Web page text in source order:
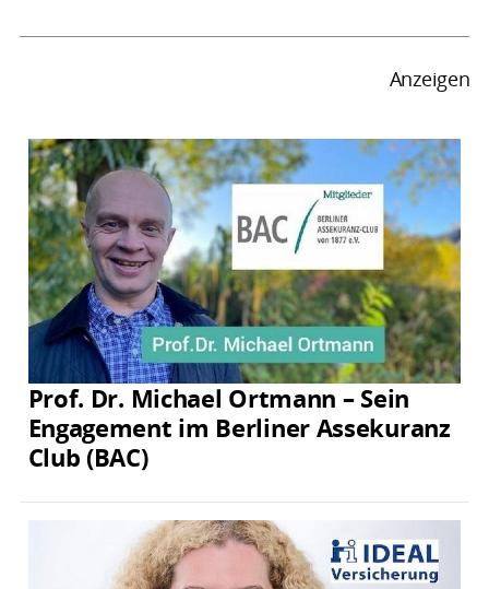
Anzeigen
Prof. Dr. Michael Ortmann – Sein
Engagement im Berliner Assekuranz
Club (BAC)